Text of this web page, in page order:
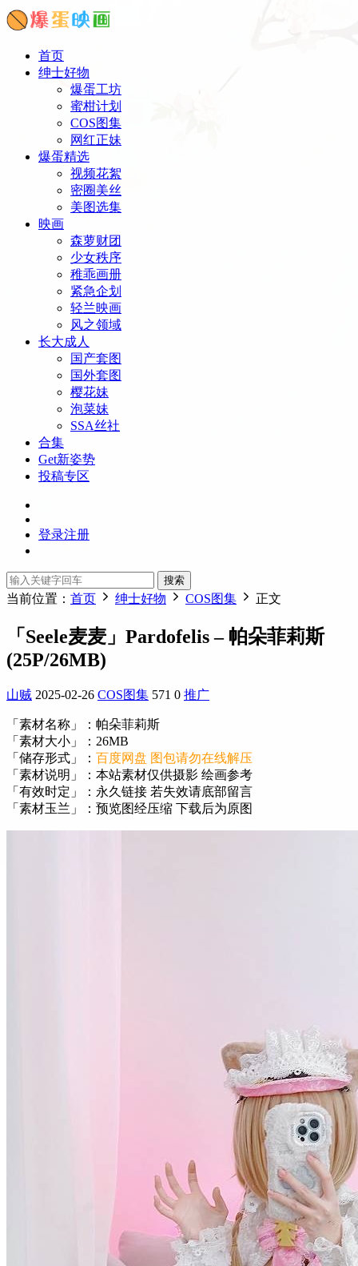
首页
绅士好物
爆蛋工坊
蜜柑计划
COS图集
网红正妹
爆蛋精选
视频花絮
密圈美丝
美图选集
映画
森萝财团
少女秩序
稚乖画册
紧急企划
轻兰映画
风之领域
长大成人
国产套图
国外套图
樱花妹
泡菜妹
SSA丝社
合集
Get新姿势
投稿专区
登录注册
搜索
当前位置： 首页 绅士好物 COS图集 正文
「Seele麦麦」Pardofelis – 帕朵菲莉斯
(25P/26MB)
山贼 2025-02-26 COS图集 571 0 推广
「素材名称」：帕朵菲莉斯
「素材大小」：26MB
「储存形式」： 百度网盘 图包请勿在线解压
「素材说明」：本站素材仅供摄影 绘画参考
「有效时定」：永久链接 若失效请底部留言
「素材玉兰」：预览图经压缩 下载后为原图